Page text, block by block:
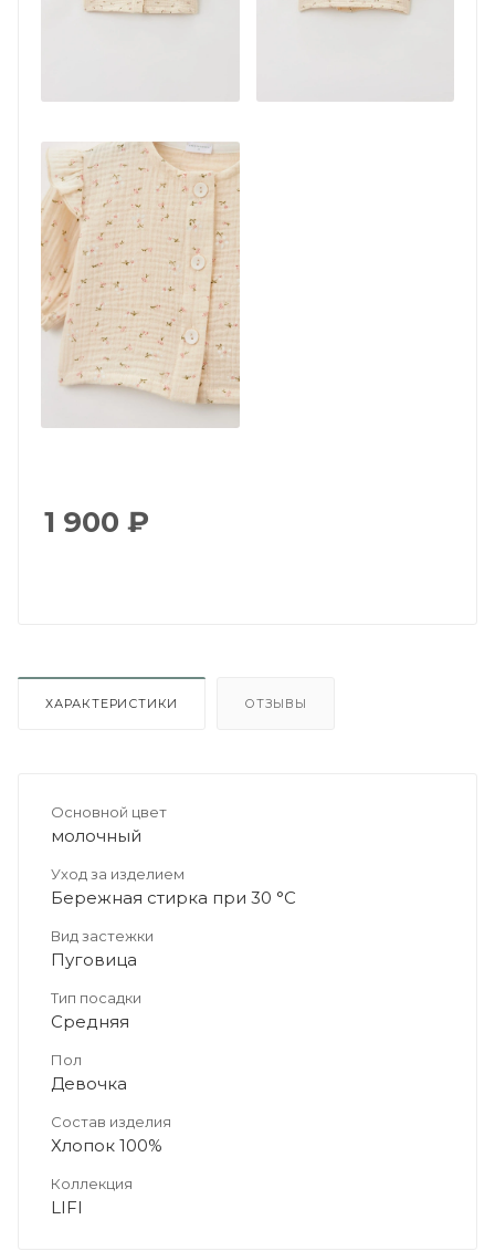
1 900 ₽
ХАРАКТЕРИСТИКИ ОТЗЫВЫ
Основной цвет
молочный
Уход за изделием
Бережная стирка при 30 °C
Вид застежки
Пуговица
Тип посадки
Средняя
Пол
Девочка
Состав изделия
Хлопок 100%
Коллекция
LIFI